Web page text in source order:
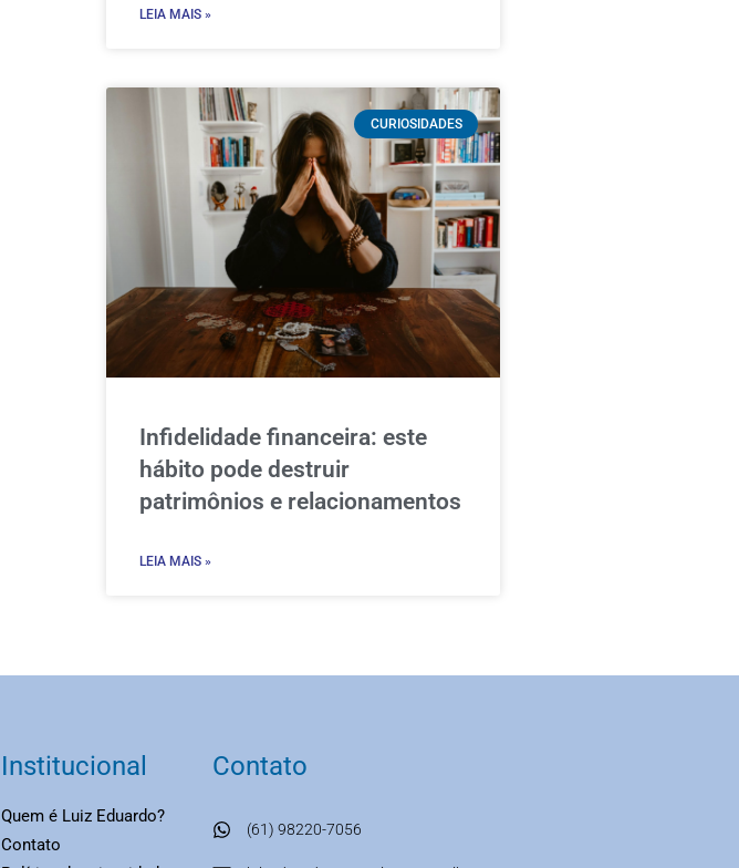
LEIA MAIS »
CURIOSIDADES
Infidelidade financeira: este
hábito pode destruir
patrimônios e relacionamentos
LEIA MAIS »
Institucional
Quem é Luiz Eduardo?
Contato
Contato
(61) 98220-7056